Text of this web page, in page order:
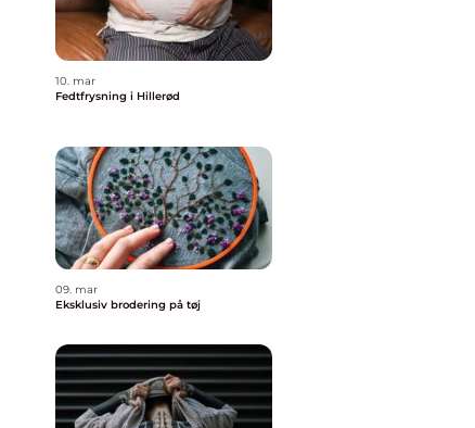
10. mar
Fedtfrysning i Hillerød
09. mar
Eksklusiv brodering på tøj